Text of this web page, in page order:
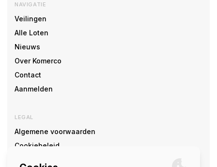
NAVIGATIE
Veilingen
Alle Loten
Nieuws
Over Komerco
Contact
Aanmelden
LEGAL
Algemene voorwaarden
Cookiebeleid